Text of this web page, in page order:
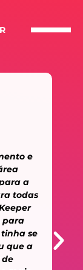
e
a
todas
para
se
que a
de